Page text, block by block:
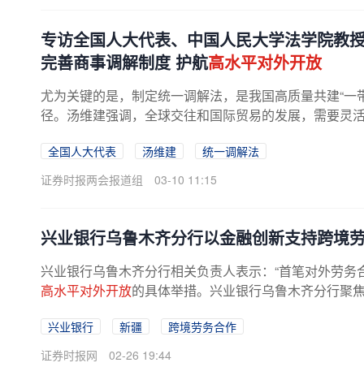
专访全国人大代表、中国人民大学法学院教
完善商事调解制度 护航高水平对外开放
尤为关键的是，制定统一调解法，是我国高质量共建“一
径。汤维建强调，全球交往和国际贸易的发展，需要灵
全国人大代表 汤维建
统一调解法
证券时报两会报道组
03-10 11:15
兴业银行乌鲁木齐分行以金融创新支持跨境
兴业银行乌鲁木齐分行相关负责人表示：“首笔对外劳
高水平对外开放的具体举措。兴业银行乌鲁木齐分行聚
兴业银行 新疆
跨境劳务合作
证券时报网
02-26 19:44